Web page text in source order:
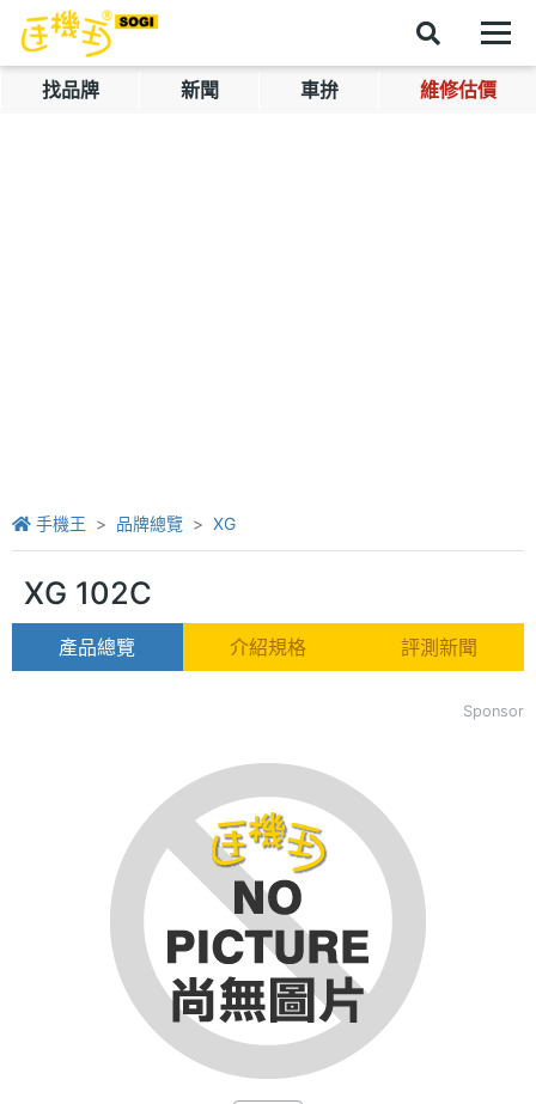
找品牌 新聞 車拚 維修估價
手機王 品牌總覽 XG
XG 102C
產品總覽 介紹規格 評測新聞
Sponsor